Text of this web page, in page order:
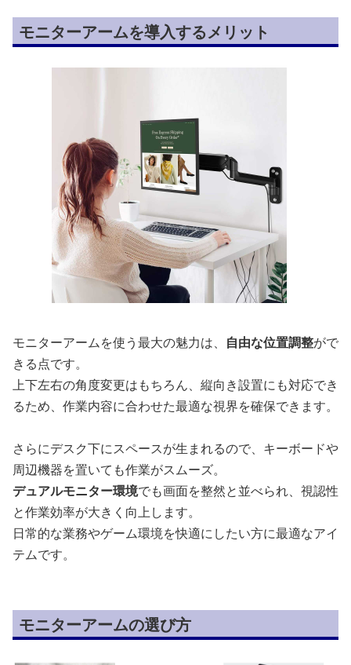
モニターアームを導入するメリット
モニターアームを使う最大の魅力は、 自由な位置調整がで
きる点です。
上下左右の角度変更はもちろん、縦向き設置にも対応でき
るため、作業内容に合わせた最適な視界を確保できます。
さらにデスク下にスペースが生まれるので、キーボードや
周辺機器を置いても作業がスムーズ。
デュアルモニター環境でも画面を整然と並べられ、視認性
と作業効率が大きく向上します。
日常的な業務やゲーム環境を快適にしたい方に最適なアイ
テムです。
モニターアームの選び方